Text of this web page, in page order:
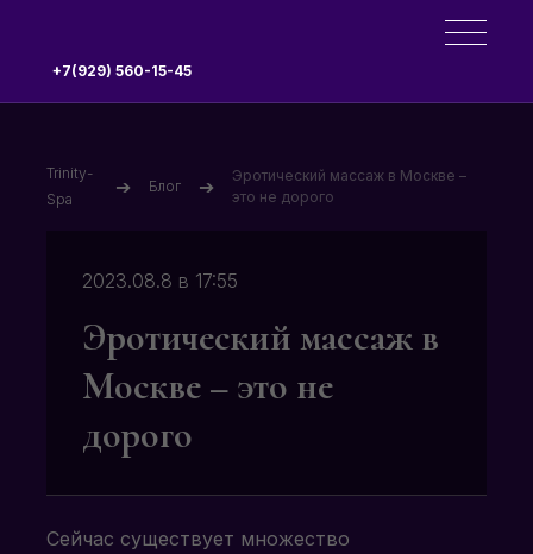
+7(929) 560-15-45
Trinity-
Spa
➔ Блог ➔
Эротический массаж в Москве –
это не дорого
2023.08.8 в 17:55
Эротический массаж в
Москве – это не
дорого
Сейчас существует множество